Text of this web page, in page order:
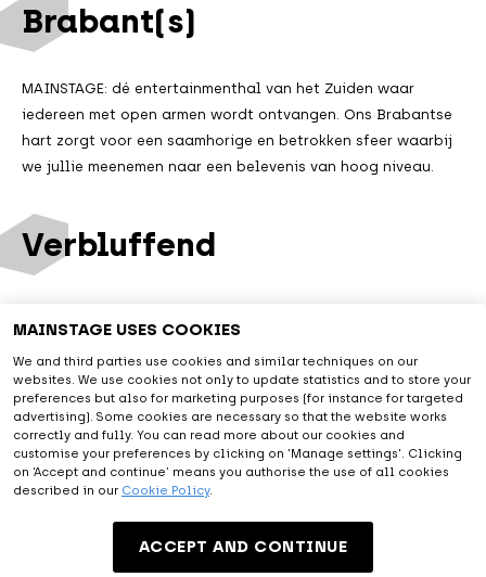
MAINSTAGE USES COOKIES
We and third parties use cookies and similar techniques on our
websites. We use cookies not only to update statistics and to store your
preferences but also for marketing purposes (for instance for targeted
advertising). Some cookies are necessary so that the website works
correctly and fully. You can read more about our cookies and
customise your preferences by clicking on 'Manage settings'. Clicking
on ‘Accept and continue’ means you authorise the use of all cookies
described in our Cookie Policy.
ACCEPT AND CONTINUE
Brabant(s)
MAINSTAGE: dé entertainmenthal van het Zuiden waar
iedereen met open armen wordt ontvangen. Ons Brabantse
hart zorgt voor een saamhorige en betrokken sfeer waarbij
we jullie meenemen naar een belevenis van hoog niveau.
Verbluffend
van artiesten uit de live entertainment- en muziekwereld
laat je je verbluffen en verrassen. Bij ons krijg je meer dan je
verwacht en dat geven wij je graag.
Entertainment